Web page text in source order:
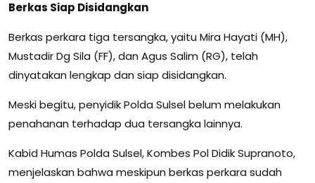
Berkas Siap Disidangkan
Berkas perkara tiga tersangka, yaitu Mira Hayati (MH),
Mustadir Dg Sila (FF), dan Agus Salim (RG), telah
dinyatakan lengkap dan siap disidangkan.
Meski begitu, penyidik Polda Sulsel belum melakukan
penahanan terhadap dua tersangka lainnya.
Kabid Humas Polda Sulsel, Kombes Pol Didik Supranoto,
menjelaskan bahwa meskipun berkas perkara sudah